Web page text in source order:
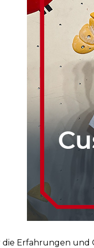
Erfahrungen und